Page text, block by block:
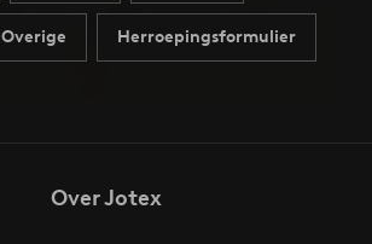
Overige Herroepingsformulier
Over Jotex